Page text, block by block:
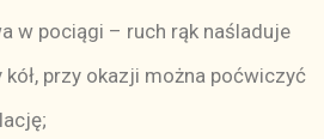
w pociągi – ruch rąk naśladuje
kół, przy okazji można poćwiczyć